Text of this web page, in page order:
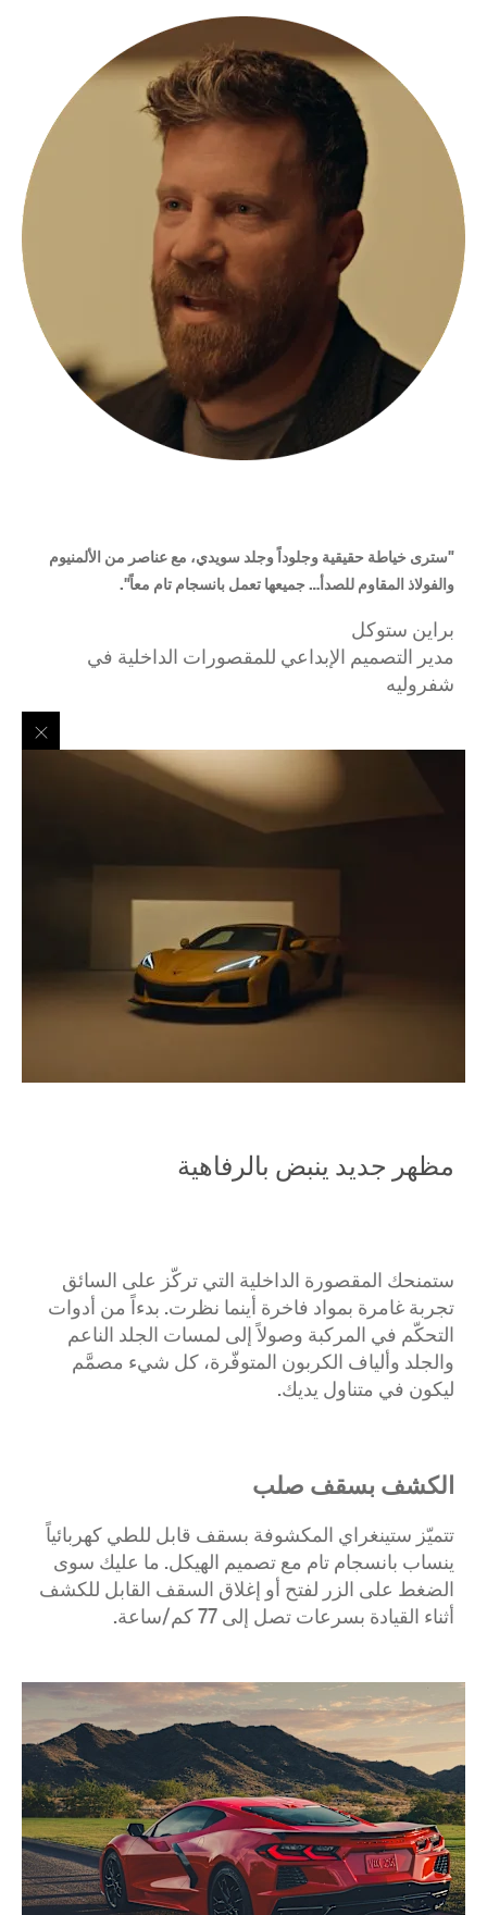
"سترى خياطة حقيقية وجلوداً وجلد سويدي، مع عناصر من الألمنيوم
والفولاذ المقاوم للصدأ… جميعها تعمل بانسجام تام معاً".
براين ستوكل
مدير التصميم الإبداعي للمقصورات الداخلية في
شفروليه
مظهر جديد ينبض بالرفاهية
ستمنحك المقصورة الداخلية التي تركّز على السائق
تجربة غامرة بمواد فاخرة أينما نظرت. بدءاً من أدوات
التحكّم في المركبة وصولاً إلى لمسات الجلد الناعم
والجلد وألياف الكربون المتوفّرة، كل شيء مصمَّم
ليكون في متناول يديك.
الكشف بسقف صلب
تتميّز ستينغراي المكشوفة بسقف قابل للطي كهربائياً
ينساب بانسجام تام مع تصميم الهيكل. ما عليك سوى
الضغط على الزر لفتح أو إغلاق السقف القابل للكشف
أثناء القيادة بسرعات تصل إلى 77 كم/ساعة.